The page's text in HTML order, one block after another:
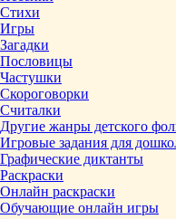
Стихи
Игры
Загадки
Пословицы
Частушки
Скороговорки
Считалки
Другие жанры детского
Игровые задания для
Графические диктанты
Раскраски
Онлайн раскраски
Обучающие онлайн игры